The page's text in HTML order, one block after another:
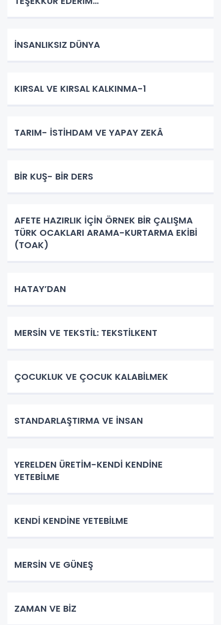
İNSANLIKSIZ DÜNYA
KIRSAL VE KIRSAL KALKINMA-1
TARIM- İSTİHDAM VE YAPAY ZEKÂ
BİR KUŞ- BİR DERS
AFETE HAZIRLIK İÇİN ÖRNEK BİR ÇALIŞMA
TÜRK OCAKLARI ARAMA-KURTARMA EKİBİ
(TOAK)
HATAY’DAN
MERSİN VE TEKSTİL: TEKSTİLKENT
ÇOCUKLUK VE ÇOCUK KALABİLMEK
STANDARLAŞTIRMA VE İNSAN
YERELDEN ÜRETİM-KENDİ KENDİNE
YETEBİLME
KENDİ KENDİNE YETEBİLME
MERSİN VE GÜNEŞ
ZAMAN VE BİZ